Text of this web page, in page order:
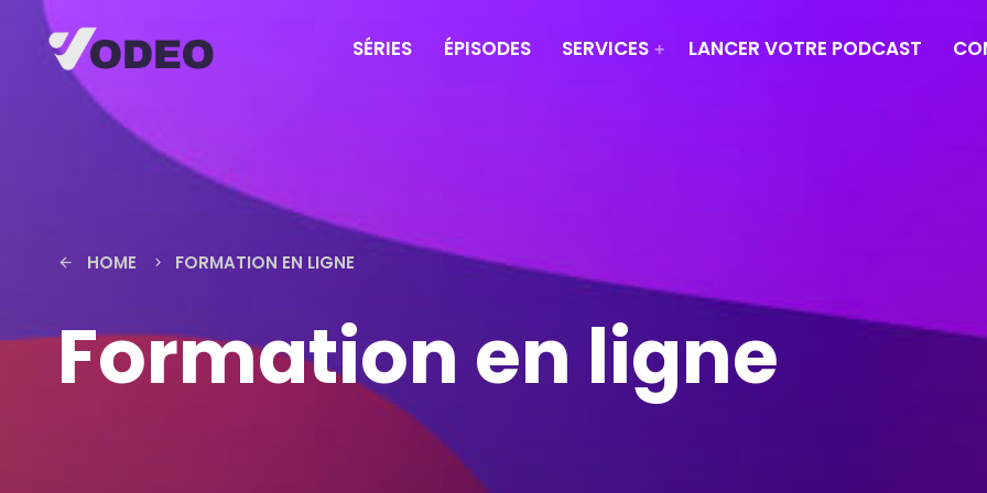
SÉRIES ÉPISODES SERVICES LANCER VOTRE PODCAST
arrow_back HOME keyboard_arrow_right FORMATION EN LIGNE
Formation en ligne